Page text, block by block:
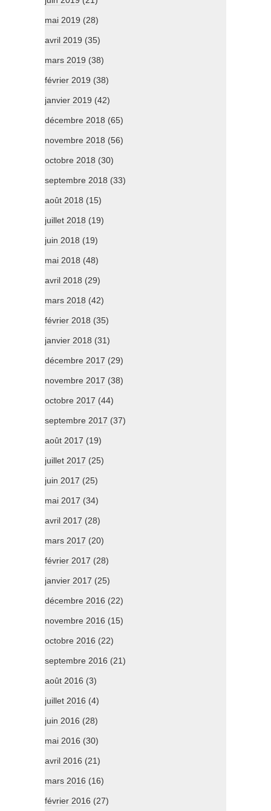
mai 2019 (28)
avril 2019 (35)
mars 2019 (38)
février 2019 (38)
janvier 2019 (42)
décembre 2018 (65)
novembre 2018 (56)
octobre 2018 (30)
septembre 2018 (33)
août 2018 (15)
juillet 2018 (19)
juin 2018 (19)
mai 2018 (48)
avril 2018 (29)
mars 2018 (42)
février 2018 (35)
janvier 2018 (31)
décembre 2017 (29)
novembre 2017 (38)
octobre 2017 (44)
septembre 2017 (37)
août 2017 (19)
juillet 2017 (25)
juin 2017 (25)
mai 2017 (34)
avril 2017 (28)
mars 2017 (20)
février 2017 (28)
janvier 2017 (25)
décembre 2016 (22)
novembre 2016 (15)
octobre 2016 (22)
septembre 2016 (21)
août 2016 (3)
juillet 2016 (4)
juin 2016 (28)
mai 2016 (30)
avril 2016 (21)
mars 2016 (16)
février 2016 (27)